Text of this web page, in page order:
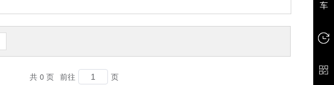
共 0 页 前往 页
车